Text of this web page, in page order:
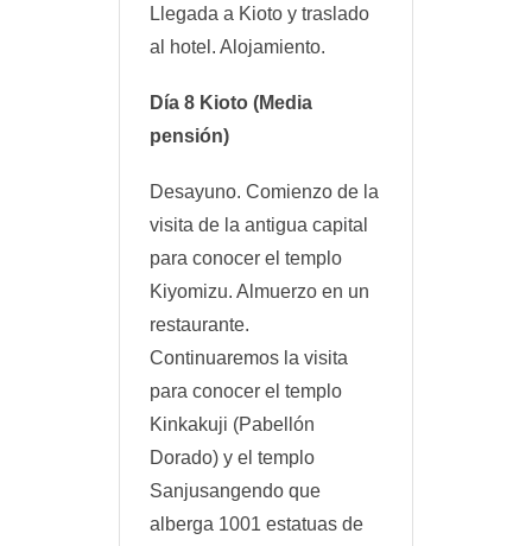
Llegada a Kioto y traslado
al hotel. Alojamiento.
Día 8 Kioto (Media
pensión)
Desayuno. Comienzo de la
visita de la antigua capital
para conocer el templo
Kiyomizu. Almuerzo en un
restaurante.
Continuaremos la visita
para conocer el templo
Kinkakuji (Pabellón
Dorado) y el templo
Sanjusangendo que
alberga 1001 estatuas de